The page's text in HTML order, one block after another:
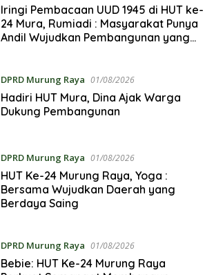
Iringi Pembacaan UUD 1945 di HUT ke-
24 Mura, Rumiadi : Masyarakat Punya
Andil Wujudkan Pembangunan yang
DPRD Murung Raya 01/08/2026
Hadiri HUT Mura, Dina Ajak Warga
Dukung Pembangunan
DPRD Murung Raya 01/08/2026
HUT Ke-24 Murung Raya, Yoga :
Bersama Wujudkan Daerah yang
Berdaya Saing
DPRD Murung Raya 01/08/2026
Bebie: HUT Ke-24 Murung Raya